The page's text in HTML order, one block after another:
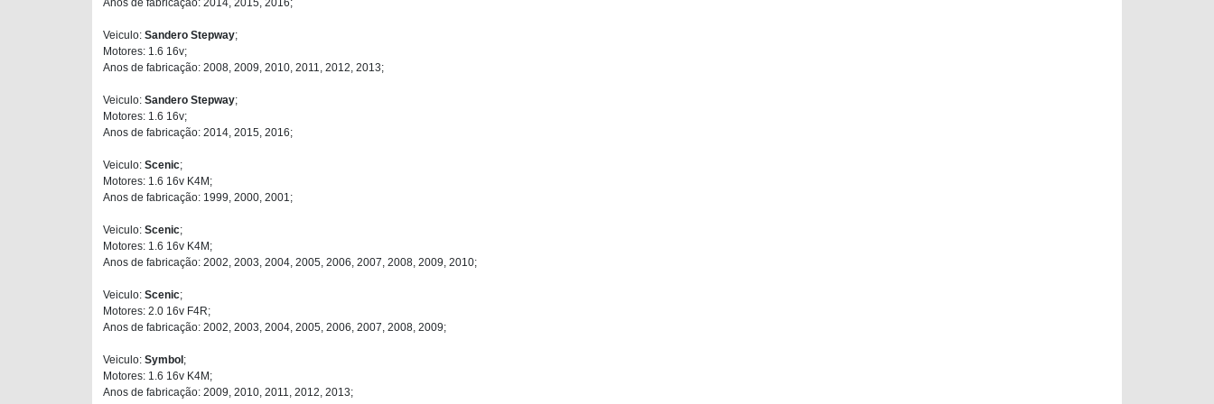
Veiculo: Sandero Stepway;
Motores: 1.6 16v;
Anos de fabricação: 2008, 2009, 2010, 2011, 2012, 2013;
Veiculo: Sandero Stepway;
Motores: 1.6 16v;
Anos de fabricação: 2014, 2015, 2016;
Veiculo: Scenic;
Motores: 1.6 16v K4M;
Anos de fabricação: 1999, 2000, 2001;
Veiculo: Scenic;
Motores: 1.6 16v K4M;
Anos de fabricação: 2002, 2003, 2004, 2005, 2006, 2007, 2008, 2009, 2010;
Veiculo: Scenic;
Motores: 2.0 16v F4R;
Anos de fabricação: 2002, 2003, 2004, 2005, 2006, 2007, 2008, 2009;
Veiculo: Symbol;
Motores: 1.6 16v K4M;
Anos de fabricação: 2009, 2010, 2011, 2012, 2013;